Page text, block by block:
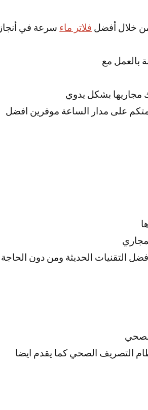
خلال أفضل فلاتر ماء سرعة في أنجاز
بالعمل مع
مجاريها بشكل يدوي
على مدار الساعة موفرين افضل
التقنيات الحديثة ومن دون الحاجة
التصريف الصحي كما يقدم ايضا